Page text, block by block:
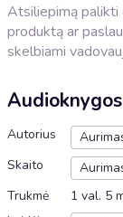
Atsiliepimą palikti
produktą ar
skelbiami
Autorius
Skaito
Trukmė
1 val. 5